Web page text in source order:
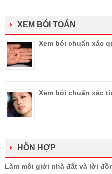
XEM BÓI TOÁN
Xem bói chuẩn xác
Xem bói chuẩn xác
HỖN HỢP
Làm môi giới nhà đất và lời